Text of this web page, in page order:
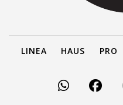
LINEA HAUS PRO